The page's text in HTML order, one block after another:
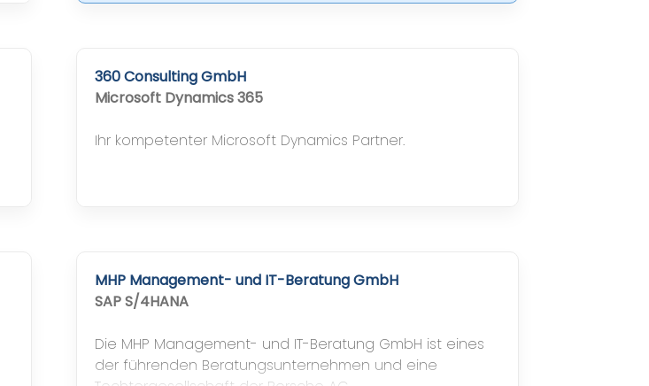
360 Consulting GmbH
Microsoft Dynamics 365
Ihr kompetenter Microsoft Dynamics Partner.
MHP Management- und IT-Beratung GmbH
SAP S/4HANA
Die MHP Management- und IT-Beratung GmbH ist eines
der führenden Beratungsunternehmen und eine